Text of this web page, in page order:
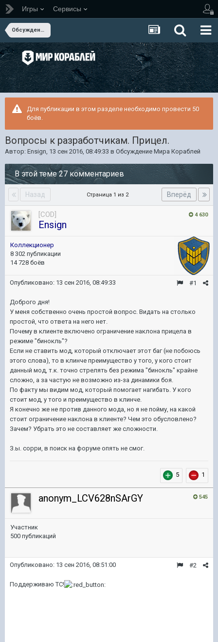
Игры Сервисы
Обсуждение Мира Кораблей
Для публикации в этом разделе необходимо провести 50
боёв.
Вопросы к разработчикам. Прицел.
Автор: Ensign, 13 сен 2016, 08:49:33 в Обсуждение Мира Кораблей
В этой теме 27 комментариев
Назад Вперёд
Страница 1 из 2
4 630
[COD]
Ensign
Коллекционер
8 302 публикации
14 728 боёв
#1
Опубликовано: 13 сен 2016, 08:49:33
Доброго дня!
У меня собственно очень простой вопрос. Видать на столько
простой, что ответа на него нет.
Почему в клиенте включено ограничение наклона прицела в
режиме "бинокль"?
Если не ставить мод, который отключает этот баг (не побоюсь
этого слова), то в клинче преимущество у того, у кого стоит
данный мод, т.к. точно стрелять без режима "бинокль" крайне
сложно, а за частую не возможно из-за динамики боя.
По факту мы видим мод, который помогает нагибать. У кого
стоит мод, у того и преимущество в клинче.
Я конечно же не против данного мода, но я не пойму, на какой
стоит ограничение наклона в клиенте? Чем это обусловлено?
Зачем? Убрать это не составляет же сложности.
З.ы. сорри, в поиск на форуме опять не смог.
5 1
545
anonym_LCV628nSArGY
Участник
500 публикаций
#2
Опубликовано: 13 сен 2016, 08:51:00
Поддерживаю ТС!